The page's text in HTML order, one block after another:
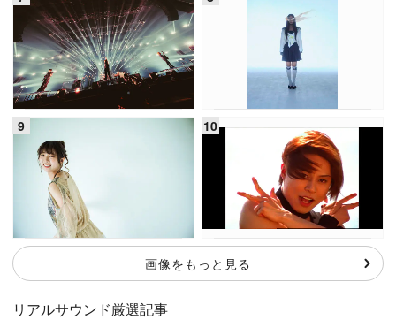
画像をもっと見る
リアルサウンド厳選記事